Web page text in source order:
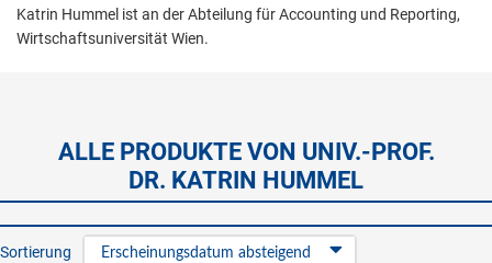
Katrin Hummel ist an der Abteilung für Accounting und Reporting,
Wirtschaftsuniversität Wien.
ALLE PRODUKTE VON UNIV.-PROF.
DR. KATRIN HUMMEL
Sortierung Erscheinungsdatum absteigend